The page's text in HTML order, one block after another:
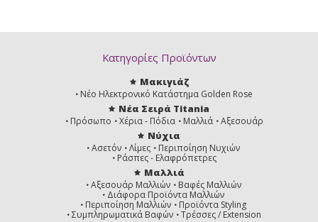
Κατηγορίες Προϊόντων
Μακιγιάζ
Νέο Ηλεκτρονικό Κατάστημα Golden Rose
Νέα Σειρά Titania
Πρόσωπο Χέρια - Πόδια Μαλλιά Αξεσουάρ
Νύχια
Ασετόν Λίμες
Περιποίηση Νυχιών
Ράσπες - Ελαφρόπετρες
Μαλλιά
Αξεσουάρ Μαλλιών
Βαφές Μαλλιών
Διάφορα Προϊόντα Μαλλιών
Περιποίηση Μαλλιών
Προϊόντα Styling
Συμπληρωματικά Βαφών
Τρέσσες / Extension